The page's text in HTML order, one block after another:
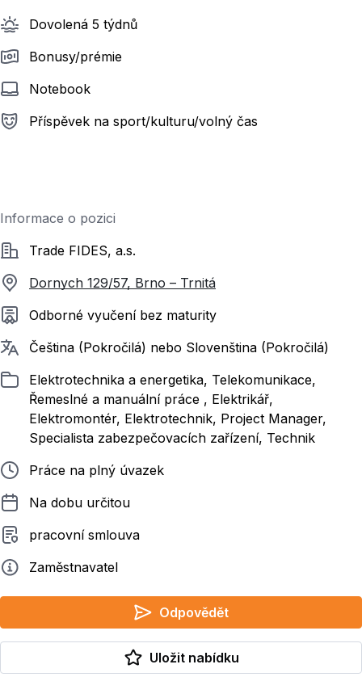
Dovolená 5 týdnů
Bonusy/prémie
Notebook
Příspěvek na sport/kulturu/volný čas
Informace o pozici
SpolečnostTrade FIDES, a.s.
Dornych 129/57, Brno – Trnitá
Požadované vzdělání
Odborné vyučení bez maturity
Požadované jazyky
Čeština (Pokročilá) nebo Slovenština (Pokročilá)
ZařazenoElektrotechnika a energetika, Telekomunikace,
Řemeslné a manuální práce , Elektrikář,
Elektromontér, Elektrotechnik, Project Manager,
Specialista zabezpečovacích zařízení, Technik
Typ pracovního poměru
Práce na plný úvazek
Délka pracovního poměru
Na dobu určitou
Typ smluvního vztahu
pracovní smlouva
ZadavatelZaměstnavatel
Odpovědět
Uložit nabídku